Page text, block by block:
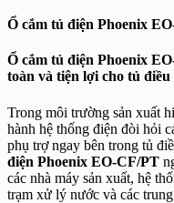
Ổ cắm tủ điện Phoenix
Ổ cắm tủ điện Phoenix
toàn và tiện lợi cho tủ
Trong môi trường sản xuất
hành hệ thống điện đòi hỏi
phụ trợ ngay bên trong tủ
điện Phoenix EO-CF/PT
các nhà máy sản xuất, hệ
trạm xử lý nước và các